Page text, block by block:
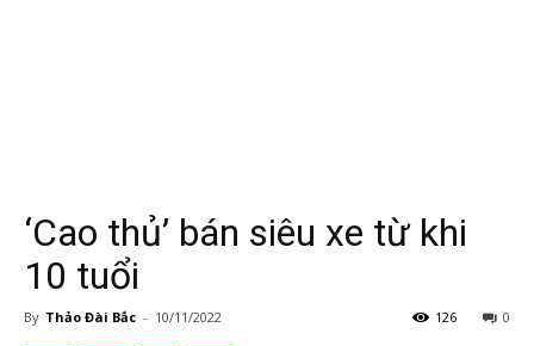
‘Cao thủ’ bán siêu xe từ khi
10 tuổi
By Thảo Đài Bắc - 10/11/2022 0
126